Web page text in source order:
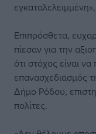
Επιπρόσθετα,
πίεσαν για την
ότι στόχος είναι
επανασχεδιασμός
Δήμο Ρόδου,
πολίτες.